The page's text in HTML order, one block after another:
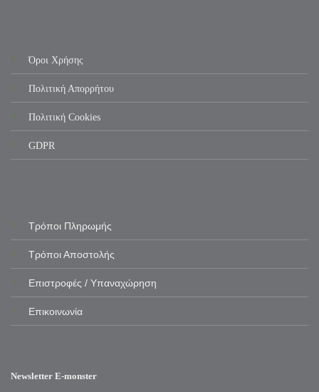
Όροι Χρήσης
Πολιτική Απορρήτου
Πολιτική Cookies
GDPR
Τρόποι Πληρωμής
Τρόποι Αποστολής
Επιστροφές / Υπαναχώρηση
Επικοινωνία
Newsletter E-monster